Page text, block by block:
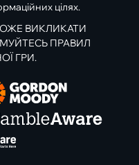
цілях.
ВИКЛИКАТИ
ПРАВИЛ
ГРИ.